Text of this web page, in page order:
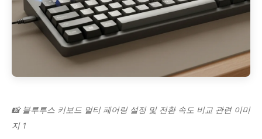
📸 블루투스 키보드 멀티 페어링 설정 및 전환 속도 비교 관련 이미
지 1